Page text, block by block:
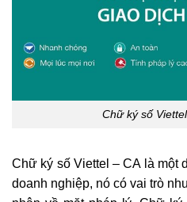
Chữ ký số
Chữ ký số Viettel – CA là một
doanh nghiệp, nó có vai trò